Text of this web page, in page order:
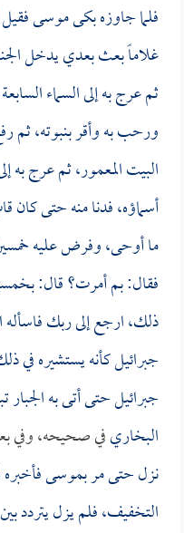
فلما جاوزه بكى موسى
غلاماً بعث بعدي يدخل
ثم عرج به إلى السماء
ورحب به وأقر بنبوته، ثم
البيت المعمور، ثم عرج
أسماؤه، فدنا منه حتى كان
ما أوحى، وفرض عليه
فقال: بم أمرت؟ قال:
ذلك، ارجع إلى ربك
جبرائيل كأنه يستشيره في
جبرائيل حتى أتى به الجبار
البخاريفي صحيحه، وفي
نزل حتى مر بموسى فأخبره
التخفيف، فلم يزل يتردد